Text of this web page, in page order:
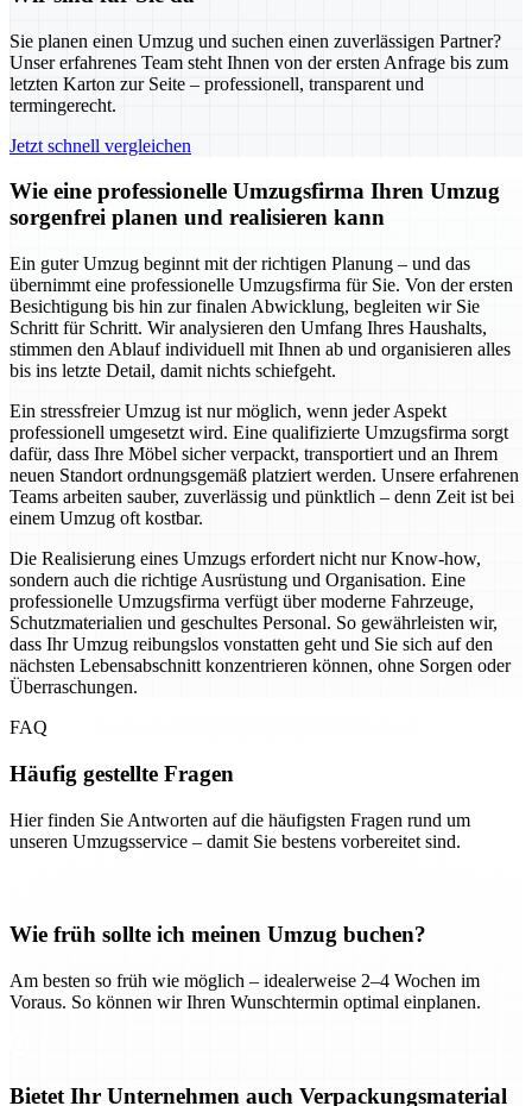
Sie planen einen Umzug und suchen einen zuverlässigen Partner?
Unser erfahrenes Team steht Ihnen von der ersten Anfrage bis zum
letzten Karton zur Seite – professionell, transparent und
termingerecht.
Jetzt schnell vergleichen
Wie eine professionelle Umzugsfirma Ihren Umzug
sorgenfrei planen und realisieren kann
Ein guter Umzug beginnt mit der richtigen Planung – und das
übernimmt eine professionelle Umzugsfirma für Sie. Von der ersten
Besichtigung bis hin zur finalen Abwicklung, begleiten wir Sie
Schritt für Schritt. Wir analysieren den Umfang Ihres Haushalts,
stimmen den Ablauf individuell mit Ihnen ab und organisieren alles
bis ins letzte Detail, damit nichts schiefgeht.
Ein stressfreier Umzug ist nur möglich, wenn jeder Aspekt
professionell umgesetzt wird. Eine qualifizierte Umzugsfirma sorgt
dafür, dass Ihre Möbel sicher verpackt, transportiert und an Ihrem
neuen Standort ordnungsgemäß platziert werden. Unsere erfahrenen
Teams arbeiten sauber, zuverlässig und pünktlich – denn Zeit ist bei
einem Umzug oft kostbar.
Die Realisierung eines Umzugs erfordert nicht nur Know-how,
sondern auch die richtige Ausrüstung und Organisation. Eine
professionelle Umzugsfirma verfügt über moderne Fahrzeuge,
Schutzmaterialien und geschultes Personal. So gewährleisten wir,
dass Ihr Umzug reibungslos vonstatten geht und Sie sich auf den
nächsten Lebensabschnitt konzentrieren können, ohne Sorgen oder
Überraschungen.
FAQ
Häufig gestellte Fragen
Hier finden Sie Antworten auf die häufigsten Fragen rund um
unseren Umzugsservice – damit Sie bestens vorbereitet sind.
Wie früh sollte ich meinen Umzug buchen?
Am besten so früh wie möglich – idealerweise 2–4 Wochen im
Voraus. So können wir Ihren Wunschtermin optimal einplanen.
Bietet Ihr Unternehmen auch Verpackungsmaterial